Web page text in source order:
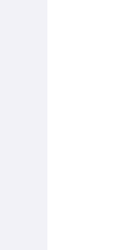
Pegawai
dan